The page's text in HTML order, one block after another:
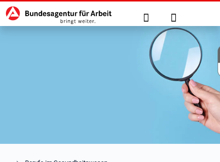
zu den Hauptinhalten springen
Hauptnavigation Suche Anmelden